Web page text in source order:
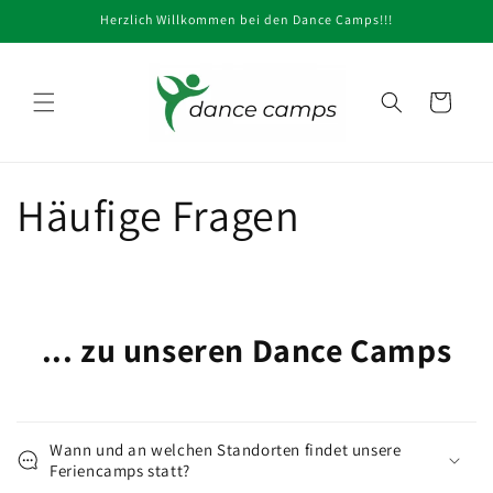
Inhalt
Herzlich Willkommen bei den Dance Camps!!!
Warenkorb
Häufige Fragen
... zu unseren Dance Camps
Wann und an welchen Standorten findet unsere
Feriencamps statt?